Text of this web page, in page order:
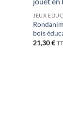
JEUX
bois
21,30€